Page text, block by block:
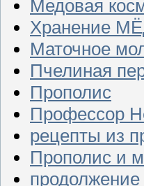
Медовая
Хранение
Маточное
Пчелиная
Прополис
Профессор
рецепты из
Прополис и
продолжение